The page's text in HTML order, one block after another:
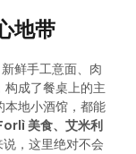
地带
鲜手工意面、肉
构成了餐桌上的主
本地小酒馆，都能
美食、艾米利
，这里绝对不会